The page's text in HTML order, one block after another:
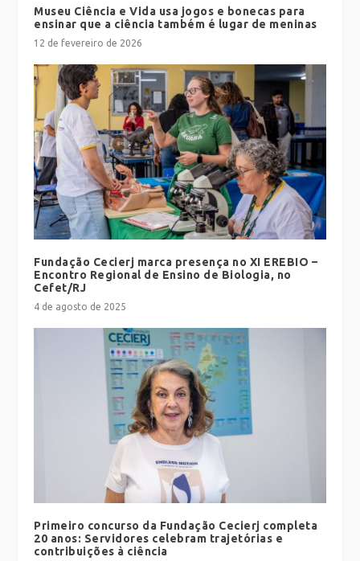
Museu Ciência e Vida usa jogos e bonecas para
ensinar que a ciência também é lugar de meninas
12 de fevereiro de 2026
Fundação Cecierj marca presença no XI EREBIO –
Encontro Regional de Ensino de Biologia, no
Cefet/RJ
4 de agosto de 2025
Primeiro concurso da Fundação Cecierj completa
20 anos: Servidores celebram trajetórias e
contribuições à ciência